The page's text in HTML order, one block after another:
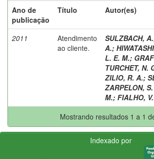
Ano de
publicação
Título Autor(es)
2011
Atendimento
ao cliente.
SULZBACH, A.
A.;
L. E. M.;
TURCHET, N.
ZILIO, R. A.;
ZARPELON,
M.; FIALHO,
Mostrando resultados 1 a 1
Indexado por